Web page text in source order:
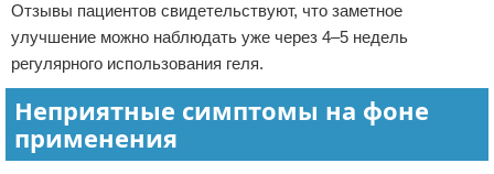
Отзывы пациентов свидетельствуют, что заметное
улучшение можно наблюдать уже через 4–5 недель
регулярного использования геля.
Неприятные симптомы на фоне
применения